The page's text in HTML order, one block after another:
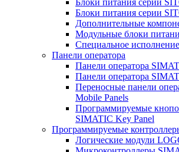
Блоки питания серии
Блоки питания серии
Дополнительные
Модульные блоки
Специальное
Панели оператора
Панели оператора
Панели оператора
Переносные панели
Mobile Panels
Программируемые
SIMATIC Key Panel
Программируемые
Логические модули